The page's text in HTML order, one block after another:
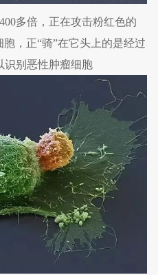
多倍，正在攻击粉红色的
胞，正“骑”在它头上的是经过
识别恶性肿瘤细胞